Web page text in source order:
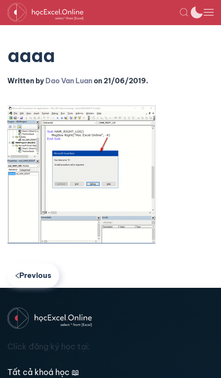
aaaa
Written by Dao Van Luanon21/06/2019.
Previous
Click đăng ký học tại:
Tất cả khoá học 📖